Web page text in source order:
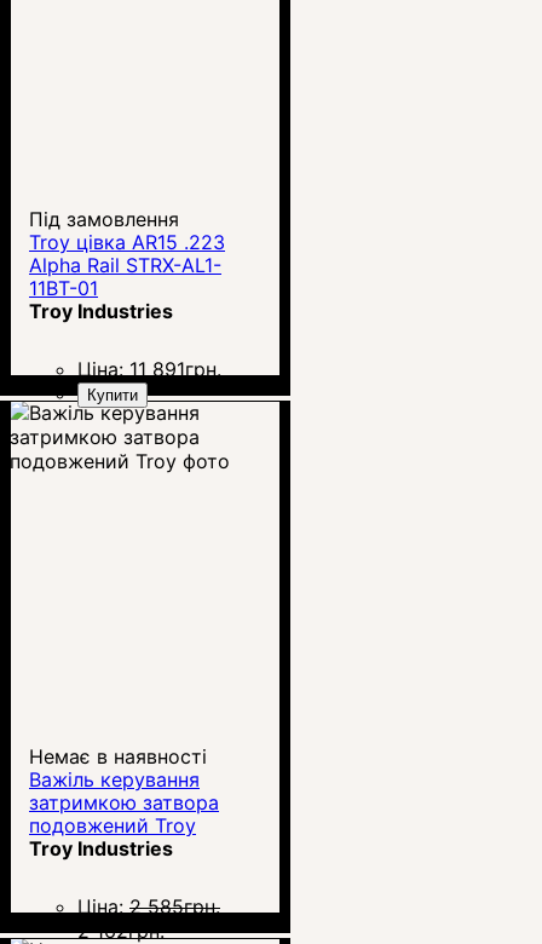
Під замовлення
Troy цівка AR15 .223
Alpha Rail STRX-AL1-
11BT-01
Troy Industries
Ціна: 11 891грн.
Купити
Немає в наявності
Важіль керування
затримкою затвора
подовжений Troy
Troy Industries
Ціна: 2 585грн.
2 162грн.